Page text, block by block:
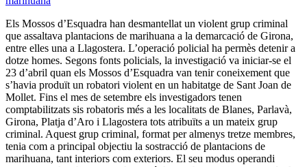
Els Mossos d’Esquadra han desmantellat un violent grup criminal
que assaltava plantacions de marihuana a la demarcació de Girona,
entre elles una a Llagostera. L’operació policial ha permès detenir a
dotze homes. Segons fonts policials, la investigació va iniciar-se el
23 d’abril quan els Mossos d’Esquadra van tenir coneixement que
s’havia produït un robatori violent en un habitatge de Sant Joan de
Mollet. Fins el mes de setembre els investigadors tenen
comptabilitzats sis robatoris més a les localitats de Blanes, Parlavà,
Girona, Platja d’Aro i Llagostera tots atribuïts a un mateix grup
criminal. Aquest grup criminal, format per almenys tretze membres,
tenia com a principal objectiu la sostracció de plantacions de
marihuana, tant interiors com exteriors. El seu modus operandi